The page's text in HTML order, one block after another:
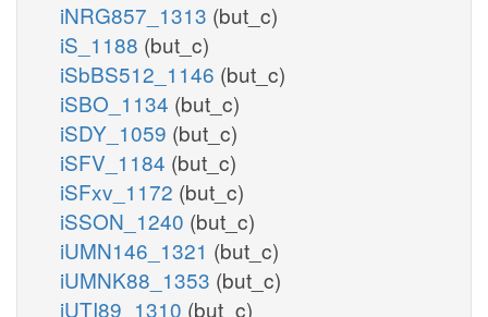
iNRG857_1313 (but_c)
iS_1188 (but_c)
iSbBS512_1146 (but_c)
iSBO_1134 (but_c)
iSDY_1059 (but_c)
iSFV_1184 (but_c)
iSFxv_1172 (but_c)
iSSON_1240 (but_c)
iUMN146_1321 (but_c)
iUMNK88_1353 (but_c)
iUTI89_1310 (but_c)